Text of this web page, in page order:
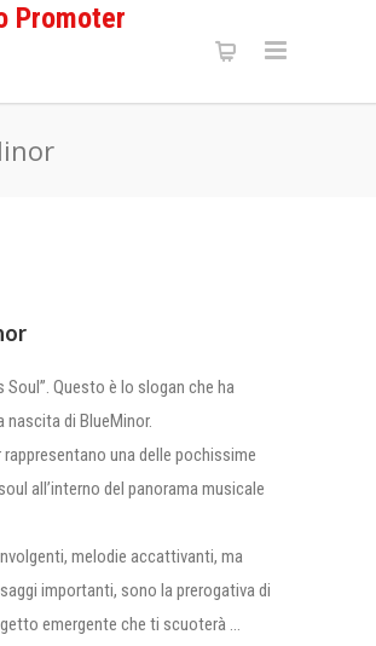
Soul”. Questo è lo slogan che ha
nascita di BlueMinor.
rappresentano una delle pochissime
all’interno del panorama musicale
melodie accattivanti, ma
importanti, sono la prerogativa di
emergente che ti scuoterà …